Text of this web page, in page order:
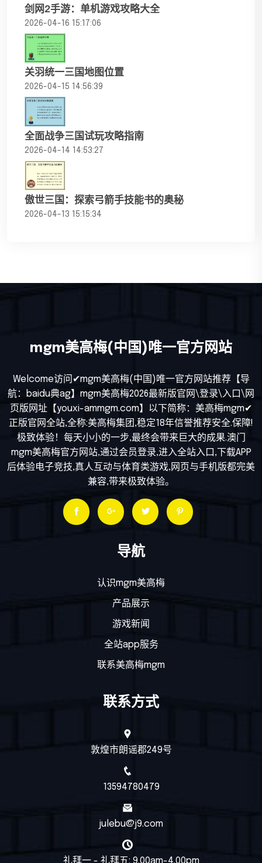
剑网2手游：单机游戏攻略大全
2026-04-16 15:17:06
关羽统一三国地图位置
2026-04-15 14:56:39
全面战争三国试玩攻略指南
2026-04-14 14:53:27
傲世三国：探索弓箭手技能书的奥秘
2026-04-13 15:15:34
mgm美高梅(中国)唯一官方网站
Welcome访问✔mgm美高梅(中国)唯一官方网站推荐【导
航：baidu典ag】mgm美高梅2026最新版官网\登录\入口\网
页版网址【youxi-ammgm.com】以下简称：美高梅mgm✔
正版官网全站,全称:美高梅集团,稳定18年信誉推荐安全.保障!
极致体验！每天小小的一步,最终会带来巨大的成果.澳门
mgm美高梅官方网站,通过会员登录,进入全站入口,下载APP
后体验电子竞技,真人互动与体育类游戏,网页与手机版都完美
兼容,带来极致体验。
导航
认识mgm美高梅
产品展示
游戏新闻
全站app服务
联系美高梅mgm
联系方式
敦煌市朗谣郡249号
13594780479
julebu@j9.com
礼拜一 - 礼拜五: 9.00am-4.00pm